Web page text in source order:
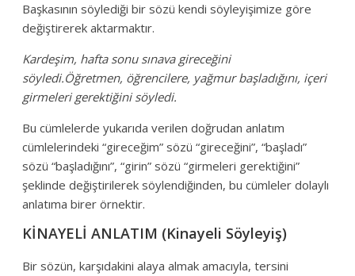
Başkasının söylediği bir sözü kendi söyleyişimize göre
değiştirerek aktarmaktır.
Kardeşim, hafta sonu sınava gireceğini
söyledi.Öğretmen, öğrencilere, yağmur başladığını, içeri
girmeleri gerektiğini söyledi.
Bu cümlelerde yukarıda verilen doğrudan anlatım
cümlelerindeki “gireceğim” sözü “gireceğini”, “başladı”
sözü “başladığını”, “girin” sözü “girmeleri gerektiğini”
şeklinde değiştirilerek söylendiğinden, bu cümleler dolaylı
anlatıma birer örnektir.
KİNAYELİ ANLATIM (Kinayeli Söyleyiş)
Bir sözün, karşıdakini alaya almak amacıyla, tersini